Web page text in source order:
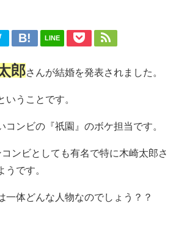
LINE
郎さんが結婚を発表されました。
いうことです。
コンビの『祇園』のボケ担当です。
ンビとしても有名で特に木崎太郎さ
うです。
一体どんな人物なのでしょう？？